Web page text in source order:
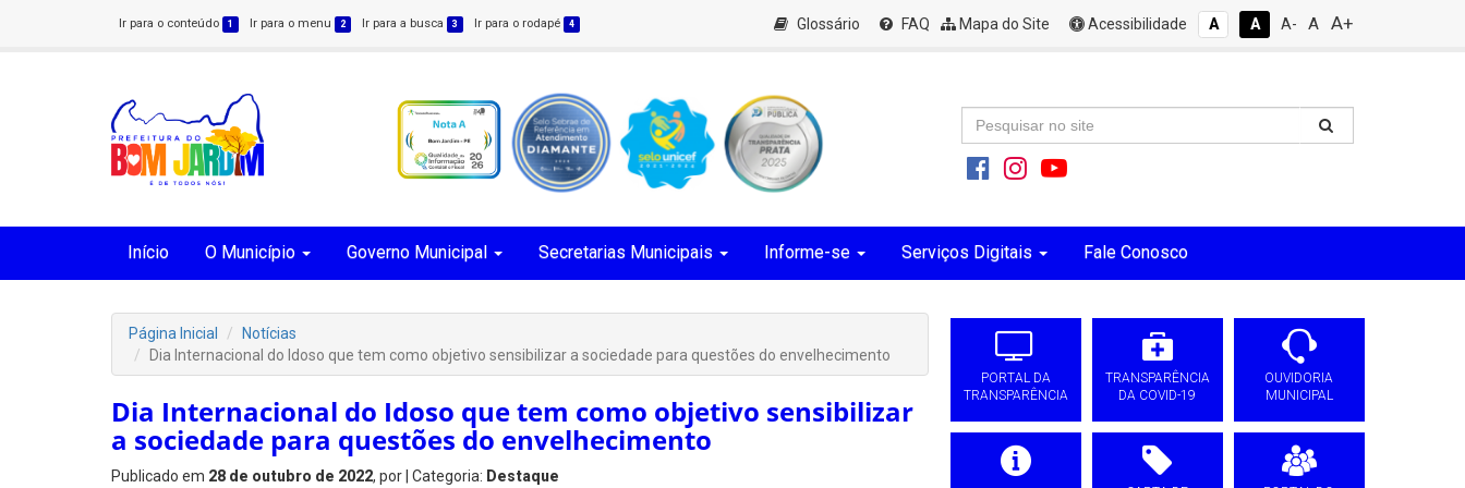
Ir para o conteúdo 1 Ir para o menu 2 Ir para a busca 3 Ir para o rodapé 4 Glossário FAQ Mapa do Site Acessibilidade A A A- A A+
Início O Município Governo Municipal Secretarias Municipais Informe-se Serviços Digitais Fale Conosco
Página Inicial
Notícias
Dia Internacional do Idoso que tem como objetivo sensibilizar a sociedade para questões do envelhecimento
Dia Internacional do Idoso que tem como objetivo sensibilizar
a sociedade para questões do envelhecimento
Publicado em 28 de outubro de 2022, por | Categoria: Destaque
PORTAL DA
TRANSPARÊNCIA
TRANSPARÊNCIA
DA COVID-19
OUVIDORIA
MUNICIPAL